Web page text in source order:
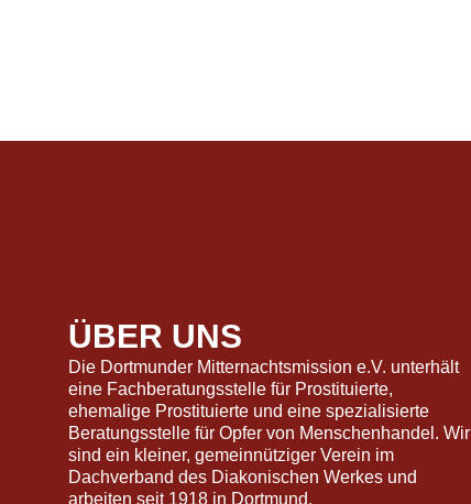
ÜBER UNS
Die Dortmunder Mitternachtsmission e.V. unterhält
eine Fachberatungsstelle für Prostituierte,
ehemalige Prostituierte und eine spezialisierte
Beratungsstelle für Opfer von Menschenhandel. Wir
sind ein kleiner, gemeinnütziger Verein im
Dachverband des Diakonischen Werkes und
arbeiten seit 1918 in Dortmund.